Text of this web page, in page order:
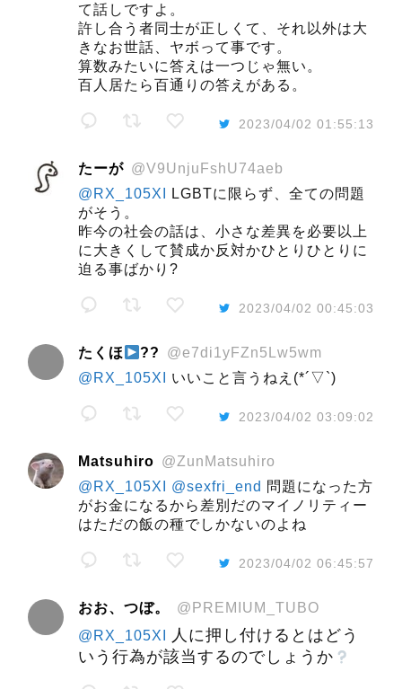
て話しですよ。
許し合う者同士が正しくて、それ以外は大
きなお世話、ヤボって事です。
算数みたいに答えは一つじゃ無い。
百人居たら百通りの答えがある。
2023/04/02 01:55:13
たーが @V9UnjuFshU74aeb
@RX_105XI
LGBTに限らず、全ての問題
がそう。
昨今の社会の話は、小さな差異を必要以上
に大きくして賛成か反対かひとりひとりに
迫る事ばかり?
2023/04/02 00:45:03
たくほ ??
@e7di1yFZn5Lw5wm
@RX_105XI
いいこと言うねえ(*´▽`)
2023/04/02 03:09:02
Matsuhiro @ZunMatsuhiro
@RX_105XI
@sexfri_end 問題になった方
がお金になるから差別だのマイノリティー
はただの飯の種でしかないのよね
2023/04/02 06:45:57
おお、つぼ。
@PREMIUM_TUBO
@RX_105XI
人に押し付けるとはどう
いう行為が該当するのでしょうか